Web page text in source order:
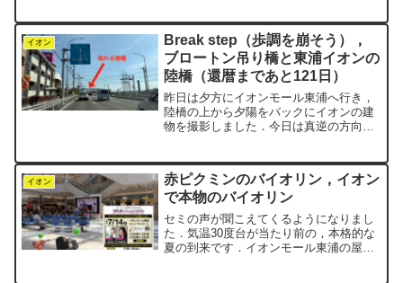
ライブが開催されていました．時々行わ
れている「100万人のク...
イオン
Break step（歩調を崩そう），
ブロートン吊り橋と東浦イオンの
陸橋（還暦まであと121日）
昨日は夕方にイオンモール東浦へ行き，
陸橋の上から夕陽をバックにイオンの建
物を撮影しました．今日は真逆の方向か
朝陽をバックに……とはいきませんが，
方角は東を向いています...
イオン
赤ピクミンのバイオリン，イオン
で本物のバイオリン
セミの声が聞こえてくるようになりまし
た．気温30度台が当たり前の，本格的な
夏の到来です．イオンモール東浦の屋上